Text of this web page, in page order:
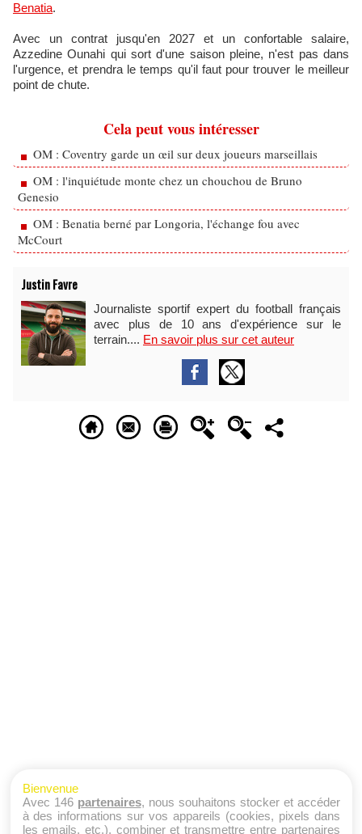
Benatia.
Avec un contrat jusqu'en 2027 et un confortable salaire,
Azzedine Ounahi qui sort d'une saison pleine, n'est pas dans
l'urgence, et prendra le temps qu'il faut pour trouver le meilleur
point de chute.
Cela peut vous intéresser
OM : Coventry garde un œil sur deux joueurs marseillais
OM : l'inquiétude monte chez un chouchou de Bruno
Genesio
OM : Benatia berné par Longoria, l'échange fou avec
McCourt
Justin Favre
Journaliste sportif expert du football français
avec plus de 10 ans d'expérience sur le
terrain.... En savoir plus sur cet auteur
Bienvenue
Avec 146 partenaires, nous souhaitons stocker et accéder
à des informations sur vos appareils (cookies, pixels dans
les emails, etc.), combiner et transmettre entre partenaires